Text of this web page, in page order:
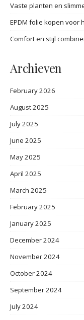
Vaste planten en
EPDM folie kopen voor
Comfort en stijl
Archieven
February 2026
August 2025
July 2025
June 2025
May 2025
April 2025
March 2025
February 2025
January 2025
December 2024
November 2024
October 2024
September 2024
July 2024